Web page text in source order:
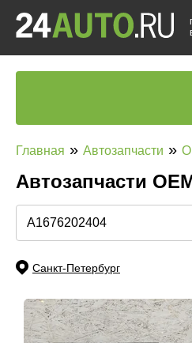
Главная » Автозапчасти »
Автозапчасти
Санкт-Петербург